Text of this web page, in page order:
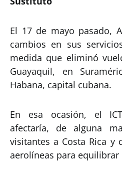
El 17 de mayo pasado,
cambios en sus
medida que eliminó
Guayaquil, en
Habana, capital cubana.
En esa ocasión, el
afectaría, de alguna
visitantes a Costa Rica y
aerolíneas para equilibrar